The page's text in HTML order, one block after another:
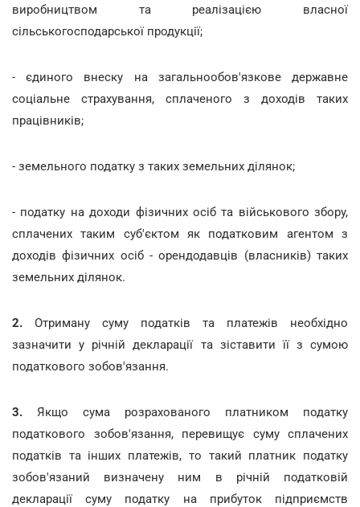
виробництвом та реалізацією власної
сільськогосподарської продукції;
- єдиного внеску на загальнообов'язкове державне
соціальне страхування, сплаченого з доходів таких
працівників;
- земельного податку з таких земельних ділянок;
- податку на доходи фізичних осіб та військового збору,
сплачених таким суб'єктом як податковим агентом з
доходів фізичних осіб - орендодавців (власників) таких
земельних ділянок.
2. Отриману суму податків та платежів необхідно
зазначити у річній декларації та зіставити її з сумою
податкового зобов'язання.
3. Якщо сума розрахованого платником податку
податкового зобов'язання, перевищує суму сплачених
податків та інших платежів, то такий платник податку
зобов'язаний визначену ним в річній податковій
декларації суму податку на прибуток підприємств